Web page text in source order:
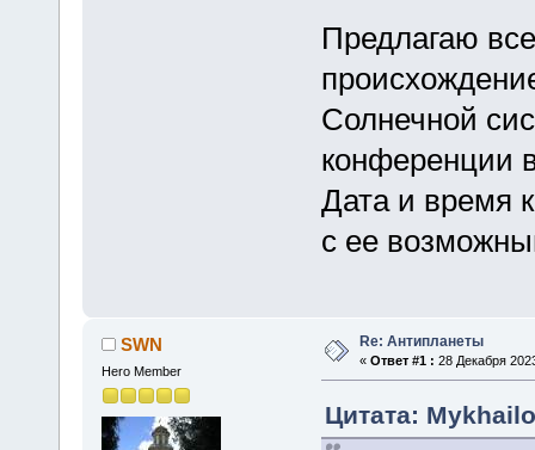
Предлагаю
Солнечной
конференции
Дата и время
с ее
SWN
Hero Member
Re: Антипланеты
« Ответ #1 : 28 Декабря
Цитата: